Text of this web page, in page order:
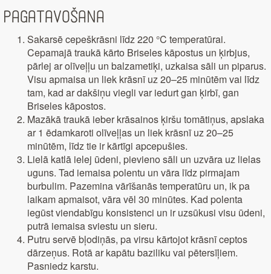
Pagatavošana
Sakarsē cepeškrāsni līdz 220 °C temperatūrai.
Cepamajā traukā kārto Briseles kāpostus un ķirbjus,
pārlej ar olīveļļu un balzametiķi, uzkaisa sāli un piparus.
Visu apmaisa un liek krāsnī uz 20–25 minūtēm vai līdz
tam, kad ar dakšiņu viegli var iedurt gan ķirbī, gan
Briseles kāpostos.
Mazākā traukā ieber krāsainos ķiršu tomātiņus, apslaka
ar 1 ēdamkaroti olīveļļas un liek krāsnī uz 20–25
minūtēm, līdz tie ir kārtīgi apcepušies.
Lielā katlā ielej ūdeni, pievieno sāli un uzvāra uz lielas
uguns. Tad iemaisa polentu un vāra līdz pirmajam
burbulim. Pazemina vārīšanās temperatūru un, ik pa
laikam apmaisot, vāra vēl 30 minūtes. Kad polenta
iegūst viendabīgu konsistenci un ir uzsūkusi visu ūdeni,
putrā iemaisa sviestu un sieru.
Putru servē bļodiņās, pa virsu kārtojot krāsnī ceptos
dārzeņus. Rotā ar kapātu baziliku vai pētersīļiem.
Pasniedz karstu.